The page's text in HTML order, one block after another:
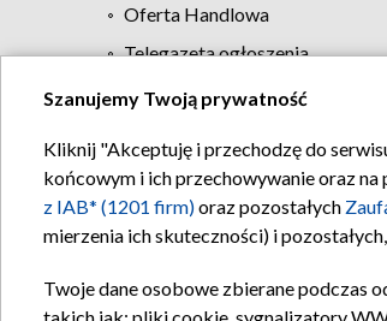
Oferta Handlowa
Telegazeta ogłoszenia
Szanujemy Twoją prywatność
Kliknij "Akceptuję i przechodzę do
końcowym i ich przechowywanie oraz na
z IAB* (1201 firm)oraz pozostałych
mierzenia ich skuteczności) i
Twoje dane osobowe zbierane podczas